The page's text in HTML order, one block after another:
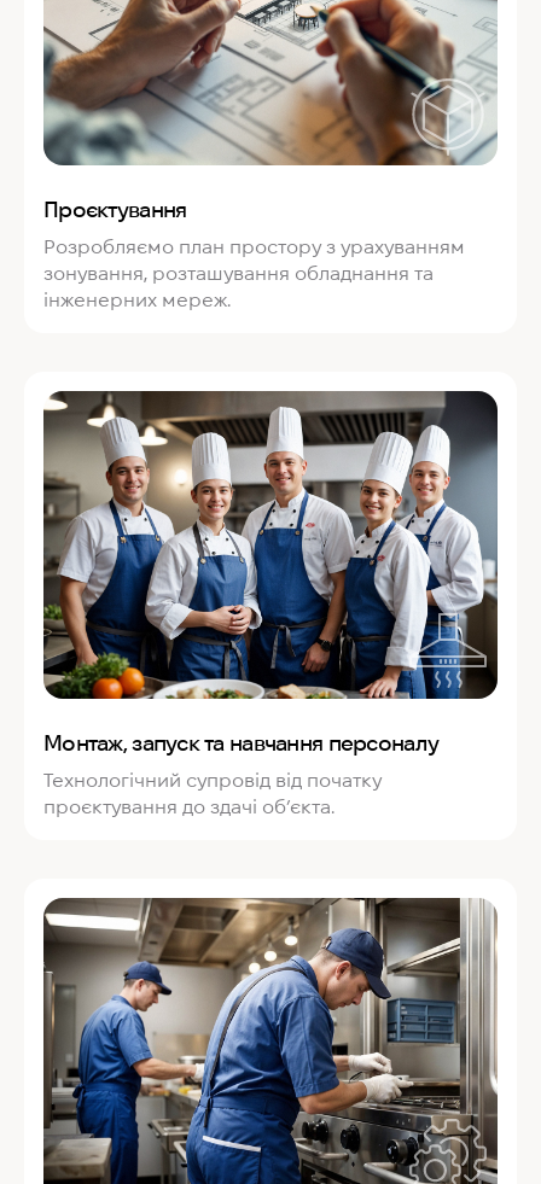
Проєктування
Розробляємо план простору з урахуванням
зонування, розташування обладнання та
інженерних мереж.
Монтаж, запуск та навчання персоналу
Технологічний супровід від початку
проєктування до здачі об’єкта.